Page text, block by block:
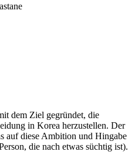
dem Ziel gegründet, die
in Korea herzustellen. Der
auf diese Ambition und Hingabe
die nach etwas süchtig ist).